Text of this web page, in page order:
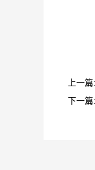
上一篇:
下一篇: